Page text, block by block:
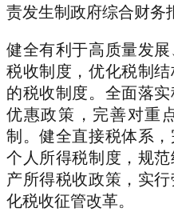
责发生制政府综合财务
健全有利于高质量发
税收制度，优化税制
的税收制度。全面落
优惠政策，完善对重
制。健全直接税体系
个人所得税制度，规
产所得税收政策，实
化税收征管改革。